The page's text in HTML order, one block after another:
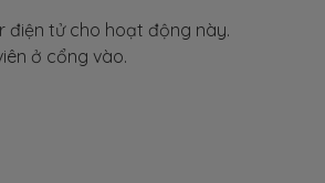
điện tử cho hoạt động này.
ở cổng vào.